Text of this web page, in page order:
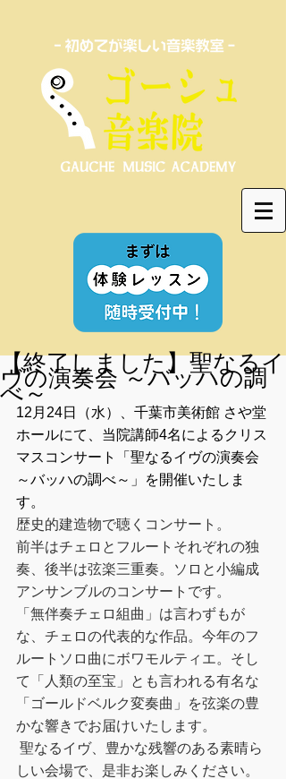
【終了しました】聖なるイ
ヴの演奏会 ～バッハの調
べ～
12月24日（水）、千葉市美術館 さや堂
ホールにて、当院講師4名によるクリス
マスコンサート「聖なるイヴの演奏会
～バッハの調べ～」を開催いたしま
す。
歴史的建造物で聴くコンサート。
前半はチェロとフルートそれぞれの独
奏、後半は弦楽三重奏。ソロと小編成
アンサンブルのコンサートです。
「無伴奏チェロ組曲」は言わずもが
な、チェロの代表的な作品。今年のフ
ルートソロ曲にボワモルティエ。そし
て「人類の至宝」とも言われる有名な
「ゴールドベルク変奏曲」を弦楽の豊
かな響きでお届けいたします。
しい会場で、是非お楽しみください。